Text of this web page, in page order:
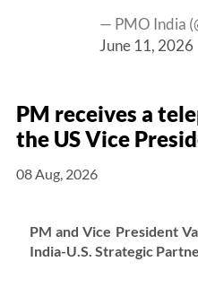
— PMO India
June 11, 2026
PM receives a
the US Vice
08 Aug, 2026
PM and Vice President
India-U.S. Strategic